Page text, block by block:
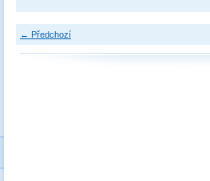
← Předchozí